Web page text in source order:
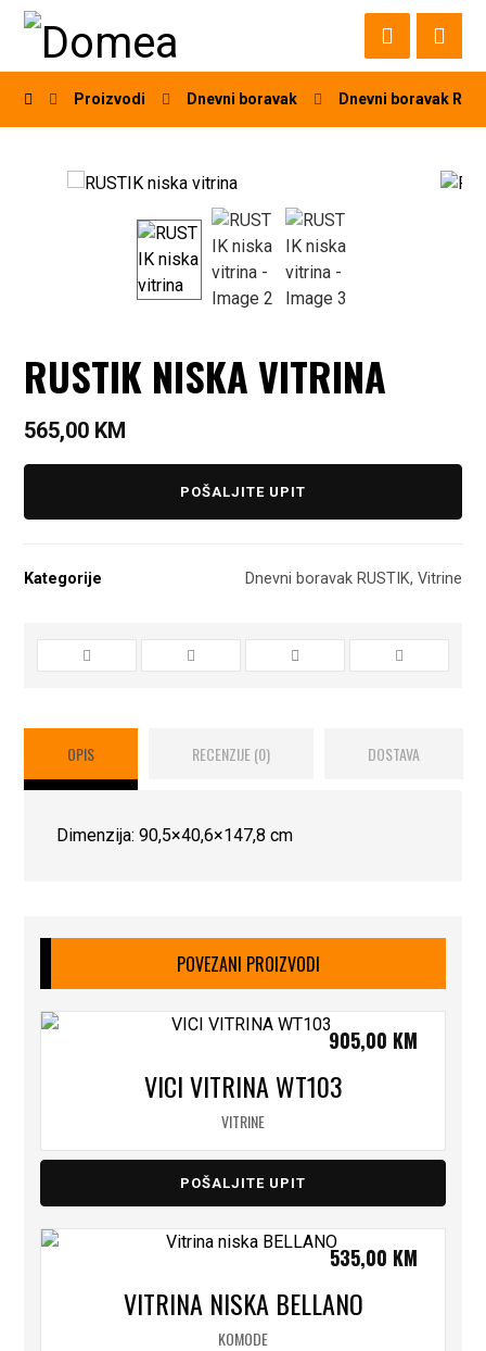
Proizvodi Dnevni boravak Dnevni boravak
RUSTIK NISKA VITRINA
565,00 KM
POŠALJITE UPIT
Kategorije Dnevni boravak RUSTIK, Vitrine
OPIS RECENZIJE (0) DOSTAVA
Dimenzija: 90,5×40,6×147,8 cm
POVEZANI PROIZVODI
VICI VITRINA WT103
VITRINE
905,00 KM
POŠALJITE UPIT
VITRINA NISKA BELLANO
KOMODE
535,00 KM